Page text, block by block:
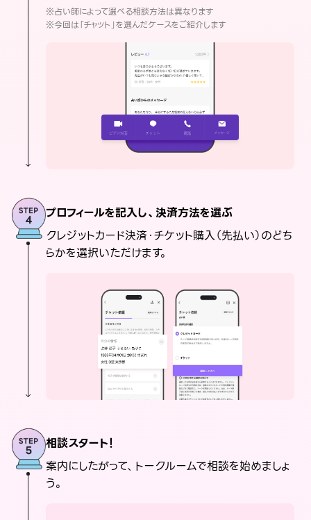
※占い師によって選べる相談方法は異なります
※今回は「チャット」を選んだケースをご紹介します
プロフィールを記入し、決済方法を選ぶ
クレジットカード決済・チケット購入（先払い）のどち
らかを選択いただけます。
相談スタート！
案内にしたがって、トークルームで相談を始めましょ
う。